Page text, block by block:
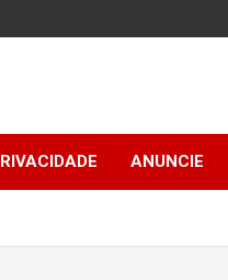
ANUNCIE